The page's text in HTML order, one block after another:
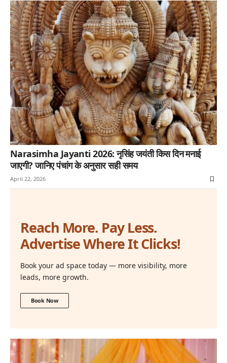
Narasimha Jayanti 2026: नृसिंह जयंती किस दिन मनाई
जाएगी? जानिए पंचांग के अनुसार सही समय
April 22, 2026
Reach More. Pay Less.
Advertise Where It Clicks!
Book your ad space today — more visibility, more
leads, more growth.
Book Now